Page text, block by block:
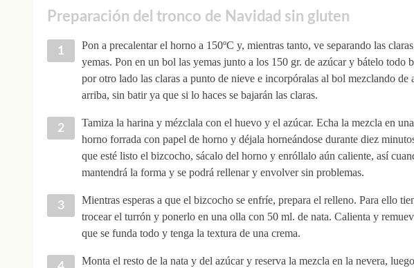
Preparación del tronco de Navidad sin gluten
Pon a precalentar el horno a 150ºC y, mientras tanto, ve separando las
yemas. Pon en un bol las yemas junto a los 150 gr. de azúcar y bátelo todo
por otro lado las claras a punto de nieve e incorpóralas al bol mezclando de
arriba, sin batir ya que si lo haces se bajarán las claras.
Tamiza la harina y mézclala con el huevo y el azúcar. Echa la mezcla en
horno forrada con papel de horno y déjala horneándose durante diez
que esté listo el bizcocho, sácalo del horno y enróllalo aún caliente, así
mantendrá la forma y se podrá rellenar y envolver sin problemas.
Mientras esperas a que el bizcocho se enfríe, prepara el relleno. Para ello
trocear el turrón y ponerlo en una olla con 50 ml. de nata. Calienta y
que se funda todo y tenga la textura de una crema.
Monta el resto de la nata y del azúcar y reserva la mezcla en la nevera,